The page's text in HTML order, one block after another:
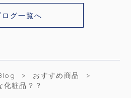
ログ一覧へ
おすすめ商品
化粧品？？